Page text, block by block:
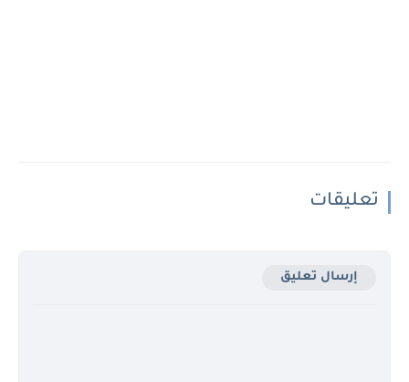
تعليقات
إرسال تعليق